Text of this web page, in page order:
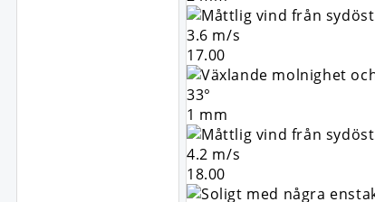
3.6 m/s
17.00
33°
1 mm
4.2 m/s
18.00